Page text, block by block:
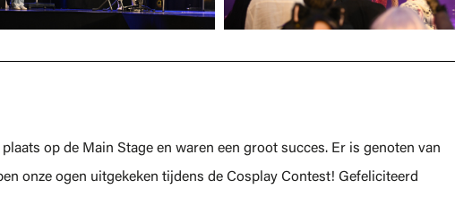
op de Main Stage en waren een groot succes. Er is genoten van
onze ogen uitgekeken tijdens de Cosplay Contest! Gefeliciteerd